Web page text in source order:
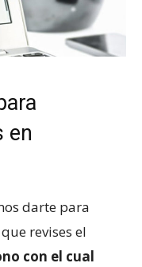
en
darte para
revises el
con el cual